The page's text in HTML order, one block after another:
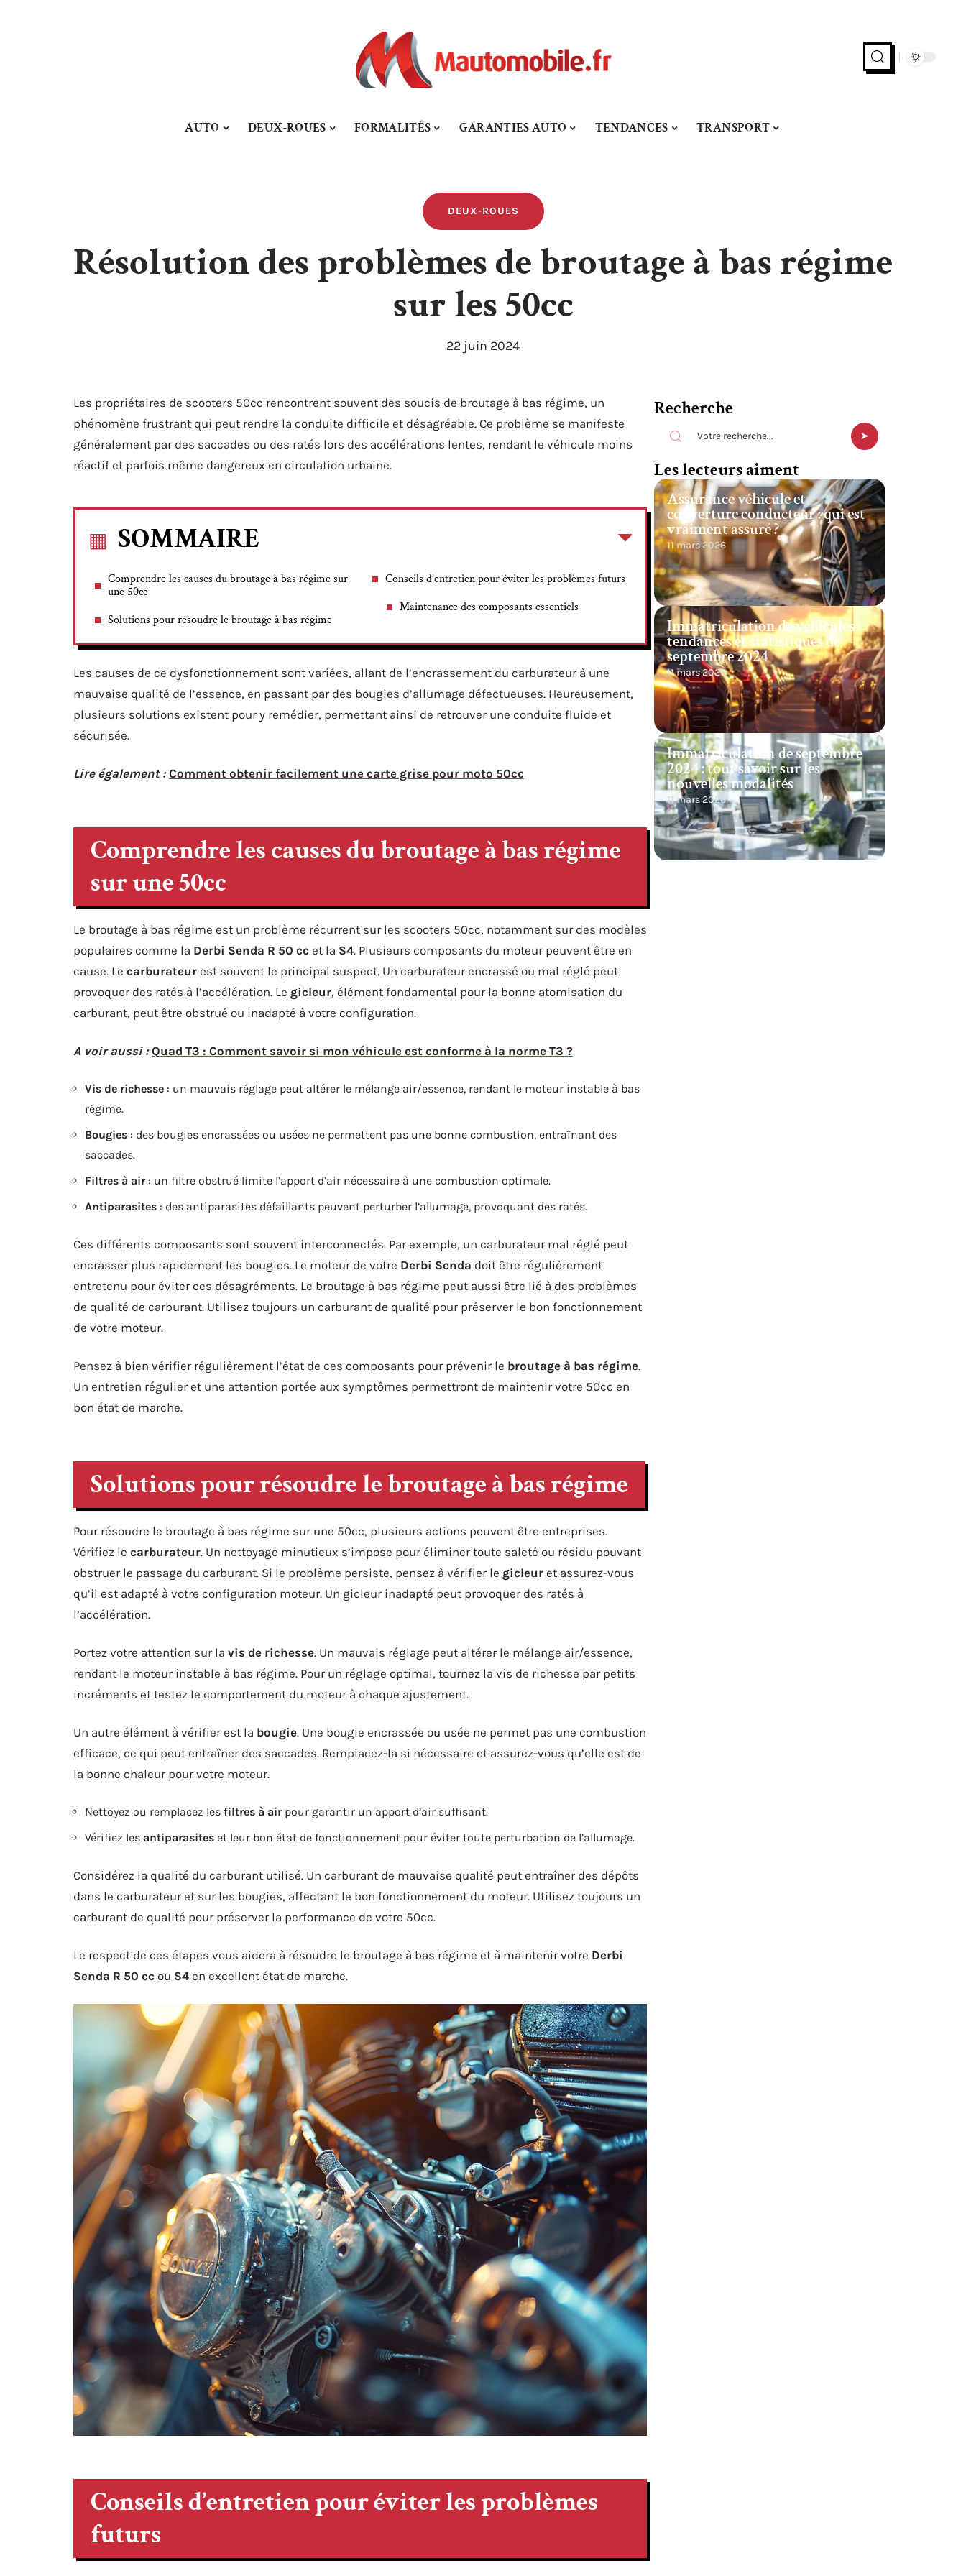
AUTO DEUX-ROUES FORMALITÉS GARANTIES AUTO TENDANCES TRANSPORT
DEUX-ROUES
Résolution des problèmes de broutage à bas régime
sur les 50cc
22 juin 2024
Les propriétaires de scooters 50cc rencontrent souvent des soucis de broutage à bas régime, un
phénomène frustrant qui peut rendre la conduite difficile et désagréable. Ce problème se manifeste
généralement par des saccades ou des ratés lors des accélérations lentes, rendant le véhicule moins
réactif et parfois même dangereux en circulation urbaine.
SOMMAIRE
Comprendre les causes du broutage à bas régime sur
une 50cc
Solutions pour résoudre le broutage à bas régime
Conseils d’entretien pour éviter les problèmes futurs
Maintenance des composants essentiels
Les causes de ce dysfonctionnement sont variées, allant de l’encrassement du carburateur à une
mauvaise qualité de l’essence, en passant par des bougies d’allumage défectueuses. Heureusement,
plusieurs solutions existent pour y remédier, permettant ainsi de retrouver une conduite fluide et
sécurisée.
Lire également : Comment obtenir facilement une carte grise pour moto 50cc
Comprendre les causes du broutage à bas régime
sur une 50cc
Le broutage à bas régime est un problème récurrent sur les scooters 50cc, notamment sur des modèles
populaires comme la Derbi Senda R 50 cc et la S4. Plusieurs composants du moteur peuvent être en
cause. Le carburateur est souvent le principal suspect. Un carburateur encrassé ou mal réglé peut
provoquer des ratés à l’accélération. Le gicleur, élément fondamental pour la bonne atomisation du
carburant, peut être obstrué ou inadapté à votre configuration.
A voir aussi : Quad T3 : Comment savoir si mon véhicule est conforme à la norme T3 ?
Vis de richesse : un mauvais réglage peut altérer le mélange air/essence, rendant le moteur instable à bas
régime.
Bougies : des bougies encrassées ou usées ne permettent pas une bonne combustion, entraînant des
saccades.
Filtres à air: un filtre obstrué limite l’apport d’air nécessaire à une combustion optimale.
Antiparasites : des antiparasites défaillants peuvent perturber l’allumage, provoquant des ratés.
Ces différents composants sont souvent interconnectés. Par exemple, un carburateur mal réglé peut
encrasser plus rapidement les bougies. Le moteur de votre Derbi Senda doit être régulièrement
entretenu pour éviter ces désagréments. Le broutage à bas régime peut aussi être lié à des problèmes
de qualité de carburant. Utilisez toujours un carburant de qualité pour préserver le bon fonctionnement
de votre moteur.
Pensez à bien vérifier régulièrement l’état de ces composants pour prévenir le broutage à bas régime.
Un entretien régulier et une attention portée aux symptômes permettront de maintenir votre 50cc en
bon état de marche.
Solutions pour résoudre le broutage à bas régime
Pour résoudre le broutage à bas régime sur une 50cc, plusieurs actions peuvent être entreprises.
Vérifiez le carburateur. Un nettoyage minutieux s’impose pour éliminer toute saleté ou résidu pouvant
obstruer le passage du carburant. Si le problème persiste, pensez à vérifier le gicleur et assurez-vous
qu’il est adapté à votre configuration moteur. Un gicleur inadapté peut provoquer des ratés à
l’accélération.
Portez votre attention sur la vis de richesse. Un mauvais réglage peut altérer le mélange air/essence,
rendant le moteur instable à bas régime. Pour un réglage optimal, tournez la vis de richesse par petits
incréments et testez le comportement du moteur à chaque ajustement.
Un autre élément à vérifier est la bougie. Une bougie encrassée ou usée ne permet pas une combustion
efficace, ce qui peut entraîner des saccades. Remplacez-la si nécessaire et assurez-vous qu’elle est de
la bonne chaleur pour votre moteur.
Nettoyez ou remplacez les filtres à airpour garantir un apport d’air suffisant.
Vérifiez les antiparasites et leur bon état de fonctionnement pour éviter toute perturbation de l’allumage.
Considérez la qualité du carburant utilisé. Un carburant de mauvaise qualité peut entraîner des dépôts
dans le carburateur et sur les bougies, affectant le bon fonctionnement du moteur. Utilisez toujours un
carburant de qualité pour préserver la performance de votre 50cc.
Le respect de ces étapes vous aidera à résoudre le broutage à bas régime et à maintenir votre Derbi
Senda R 50 cc ou S4 en excellent état de marche.
Conseils d’entretien pour éviter les problèmes
futurs
Recherche
Les lecteurs aiment
Assurance véhicule et
couverture conducteur : qui est
vraiment assuré ?
11 mars 2026
Immatriculation de véhicules :
tendances et statistiques de
septembre 2024
11 mars 2026
Immatriculation de septembre
2024 : tout savoir sur les
nouvelles modalités
11 mars 2026